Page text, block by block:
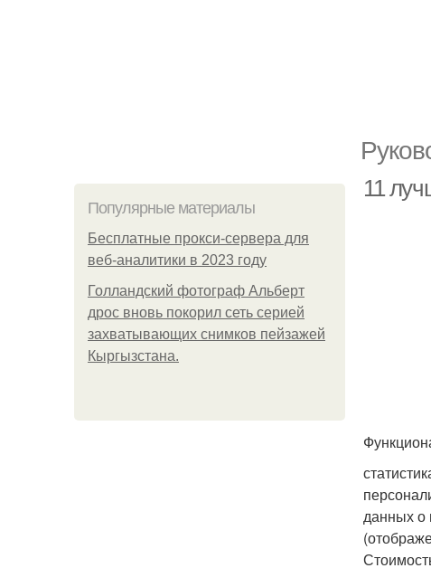
Популярные материалы
Бесплатные прокси-сервера для
веб-аналитики в 2023 году
Голландский фотограф Альберт
дрос вновь покорил сеть серией
захватывающих снимков пейзажей
Кыргызстана.
11
данных о